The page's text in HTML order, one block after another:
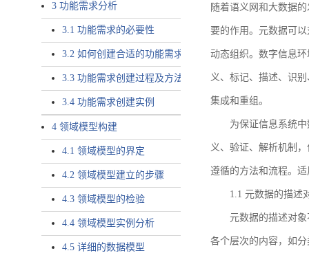
3 功能需求分析
3.1 功能需求的必要性
3.2 如何创建合适的功能需求
3.3 功能需求创建过程及方法
3.4 功能需求创建实例
4 领域模型构建
4.1 领域模型的界定
4.2 领域模型建立的步骤
4.3 领域模型的检验
4.4 领域模型实例分析
4.5 详细的数据模型
随着语义网和大数据
要的作用。元数据可
动态组织。数字信息
义、标记、描述、识
集成和重组。
为保证信息系统
义、验证、解析机制
遵循的方法和流程。
1.1 元数据的描述
元数据的描述对
各个层次的内容，如